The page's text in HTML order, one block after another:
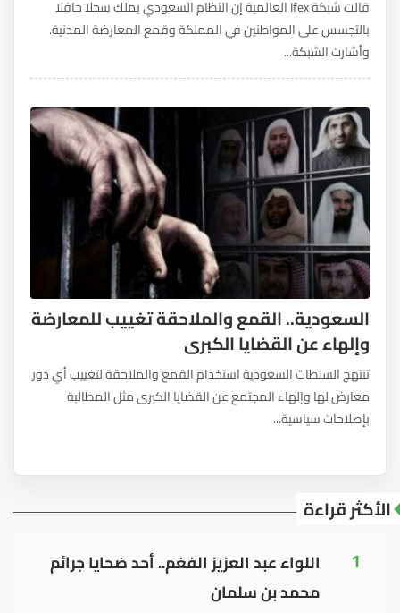
قالت شبكة Ifex العالمية إن النظام السعودي يملك سجلا حافلا
بالتجسس على المواطنين في المملكة وقمع المعارضة المدنية.
وأشارت الشبكة...
السعودية.. القمع والملاحقة تغييب للمعارضة
وإلهاء عن القضايا الكبرى
تنتهج السلطات السعودية استخدام القمع والملاحقة لتغييب أي دور
معارض لها وإلهاء المجتمع عن القضايا الكبرى مثل المطالبة
بإصلاحات سياسية...
الأكثر قراءة
1
اللواء عبد العزيز الفغم.. أحد ضحايا جرائم
محمد بن سلمان